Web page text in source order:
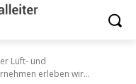
Luft- und
erleben wir...